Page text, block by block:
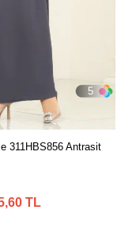
5
311HBS856 Antrasit
TL